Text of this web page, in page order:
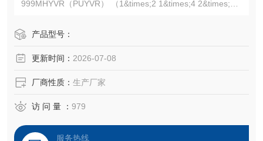
999MHYVR（PUYVR） （1&times;2 1&times;4 2&times;2 3
es;2 ）聚乙烯绝缘聚氯乙烯护套煤矿用信号电缆，用于矿场
产品型号：
更新时间： 2026-07-08
厂商性质： 生产厂家
访 问 量 ： 979
服务热线